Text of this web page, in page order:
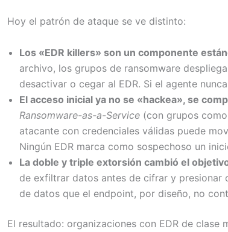
Hoy el patrón de ataque se ve distinto:
Los «EDR killers» son un componente
archivo, los grupos de ransomware
desactivar o cegar al EDR. Si el agente
El acceso inicial ya no se «hackea», se
Ransomware-as-a-Service (con grupos
atacante con credenciales válidas puede
Ningún EDR marca como sospechoso un
La doble y triple extorsión cambió el
de exfiltrar datos antes de cifrar y presionar
de datos que el endpoint, por diseño, no
El resultado: organizaciones con EDR de